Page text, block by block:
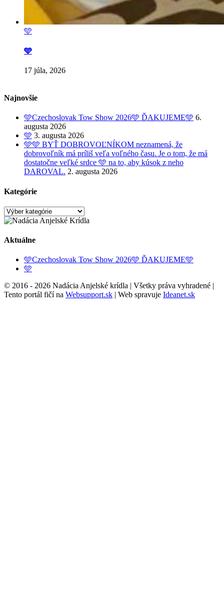
🩵
🩵
17 júla, 2026
Najnovšie
🩵Czechoslovak Tow Show 2026🩵 ĎAKUJEME🩵 6.
augusta 2026
🩵 3. augusta 2026
🩵🩵 BYŤ DOBROVOĽNÍKOM neznamená, že
dobrovoľník má príliš veľa voľného času. Je o tom, že má
dostatočne veľké srdce 🩵 na to, aby kúsok z neho
DAROVAL. 2. augusta 2026
Kategórie
Kategórie
Aktuálne
🩵Czechoslovak Tow Show 2026🩵 ĎAKUJEME🩵
🩵
© 2016 - 2026 Nadácia Anjelské krídla | Všetky práva vyhradené |
Tento portál fičí na Websupport.sk | Web spravuje Ideanet.sk